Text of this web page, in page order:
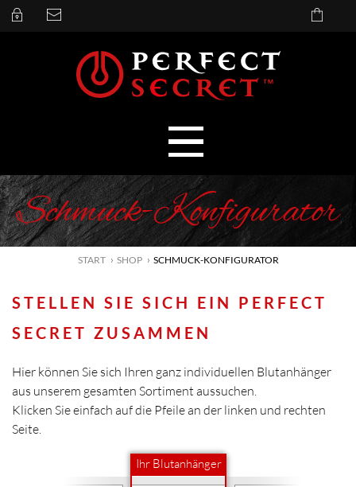
Schmuck-Konfigurator
START SHOP SCHMUCK-KONFIGURATOR
STELLEN SIE SICH EIN PERFECT
SECRET ZUSAMMEN
Hier können Sie sich Ihren ganz individuellen Blutanhänger
aus unserem gesamten Sortiment aussuchen.
Klicken Sie einfach auf die Pfeile an der linken und rechten
Seite.
Ihr Blutanhänger